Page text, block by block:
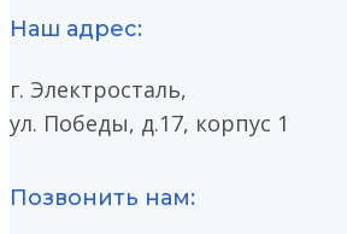
Наш адрес:
г. Электросталь,
ул. Победы, д.17, корпус 1
Позвонить нам: